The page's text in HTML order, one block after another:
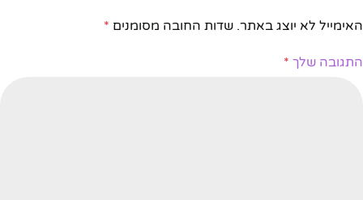
האימייל לא יוצג באתר. שדות החובה מסומנים *
התגובה שלך *